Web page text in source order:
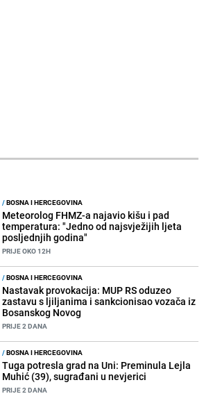
/BOSNA I HERCEGOVINA
Meteorolog FHMZ-a najavio kišu i pad
temperatura: "Jedno od najsvježijih ljeta
posljednjih godina"
PRIJE OKO 12H
/BOSNA I HERCEGOVINA
Nastavak provokacija: MUP RS oduzeo
zastavu s ljiljanima i sankcionisao vozača iz
Bosanskog Novog
PRIJE 2 DANA
/BOSNA I HERCEGOVINA
Tuga potresla grad na Uni: Preminula Lejla
Muhić (39), sugrađani u nevjerici
PRIJE 2 DANA